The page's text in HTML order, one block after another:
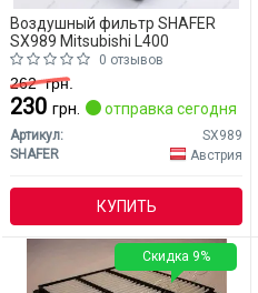
Воздушный фильтр SHAFER
SX989 Mitsubishi L400
0 отзывов
262грн.
230 грн. отправка сегодня
Артикул:
SX989
SHAFER
Австрия
КУПИТЬ
Скидка 9%